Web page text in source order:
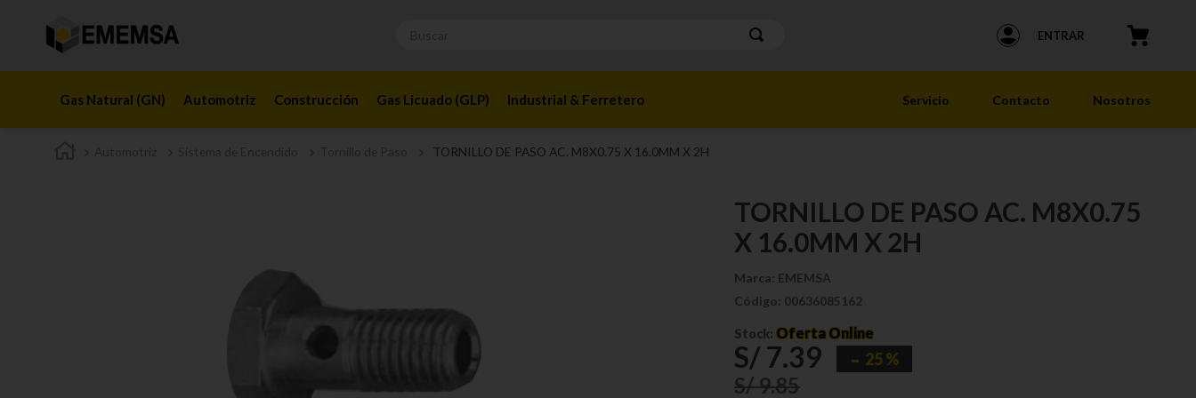
ENTRAR
Gas Natural (GN) Automotriz Construcción Gas Licuado (GLP) Industrial & Ferretero Servicio Contacto Nosotros
TORNILLO DE PASO AC. M8X0.75 X 16.0MM X 2H
TORNILLO DE PASO AC. M8X0.75
X 16.0MM X 2H
Marca: EMEMSA
Código: 00636085162
Stock:Oferta Online
S/ 7.39 25 %
S/9.85